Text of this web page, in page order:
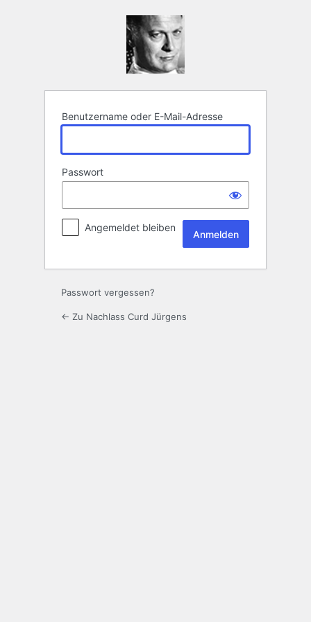
Benutzername oder E-Mail-Adresse
Passwort
Angemeldet bleiben
Passwort vergessen?
← Zu Nachlass Curd Jürgens